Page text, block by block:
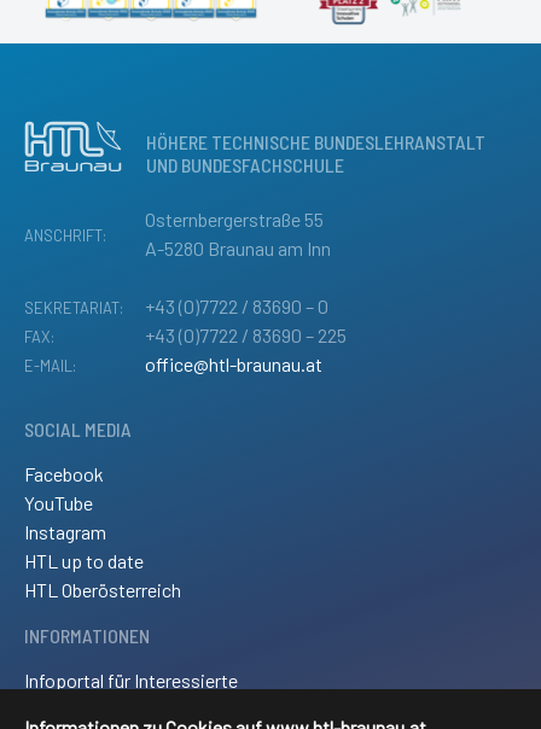
HÖHERE TECHNISCHE BUNDESLEHRANSTALT
UND BUNDESFACHSCHULE
ANSCHRIFT:
Osternbergerstraße 55
A-5280 Braunau am Inn
SEKRETARIAT: +43 (0)7722 / 83690 – 0
FAX: +43 (0)7722 / 83690 – 225
E-MAIL: office@htl-braunau.at
SOCIAL MEDIA
Facebook
YouTube
Instagram
HTL up to date
HTL Oberösterreich
INFORMATIONEN
Infoportal für Interessierte